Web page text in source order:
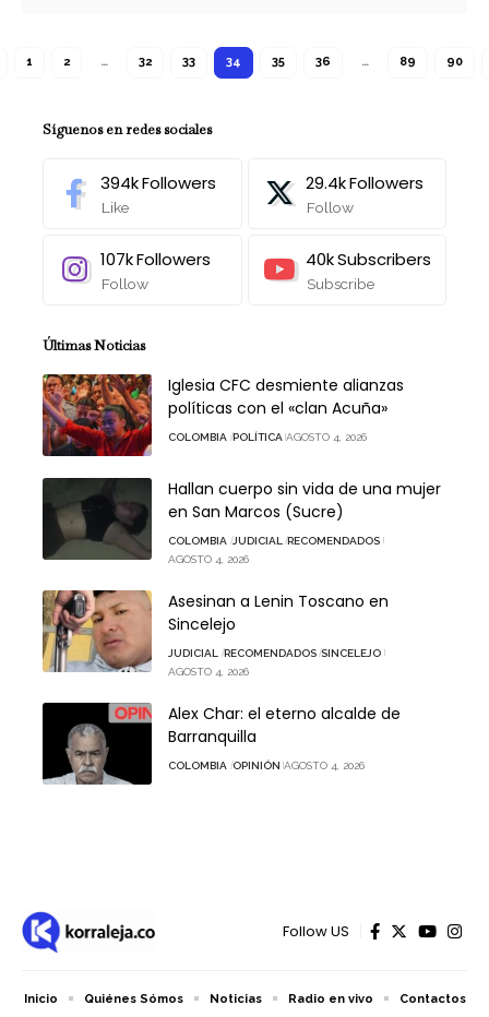
1 2 … 32 33 34 35 36 … 89 90
Síguenos en redes sociales
394kFollowers
Like
29.4kFollowers
Follow
107kFollowers
Follow
40kSubscribers
Subscribe
Últimas Noticias
Iglesia CFC desmiente alianzas
políticas con el «clan Acuña»
COLOMBIA POLÍTICA AGOSTO 4, 2026
Hallan cuerpo sin vida de una mujer
en San Marcos (Sucre)
COLOMBIA JUDICIAL
RECOMENDADOS
AGOSTO 4, 2026
Asesinan a Lenin Toscano en
Sincelejo
JUDICIAL RECOMENDADOS SINCELEJO
AGOSTO 4, 2026
Alex Char: el eterno alcalde de
Barranquilla
COLOMBIA OPINIÓN AGOSTO 4, 2026
Follow US
Inicio Quiénes Sómos Noticias Radio en vivo Contactos